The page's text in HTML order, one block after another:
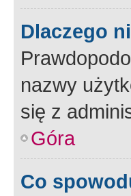
Dlaczego
nazwy
się z
Góra
Co